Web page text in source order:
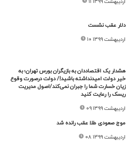
دلار عقب نشست
۱۰ اردیبهشت ۱۳۹۹
هشدار یک اقتصاددان به بازیگران بورس تهران؛ به
خیر دولت امیدنداشته باشید!/ دولت درصورت وقوع
زیان خسارت شما را جبران نمی‌کند/اصول مدیریت
ریسک را رعایت کنید
۰۹ اردیبهشت ۱۳۹۹
موج صعودی طلا عقب رانده شد
۰۸ اردیبهشت ۱۳۹۹